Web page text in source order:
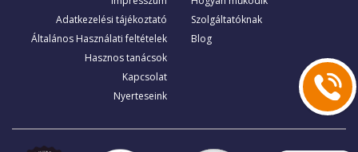
Adatkezelési tájékoztató
Általános Használati feltételek
Hasznos tanácsok
Kapcsolat
Nyerteseink
Szolgáltatóknak
Blog